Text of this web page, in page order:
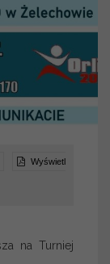
Wyświetl
na Turniej